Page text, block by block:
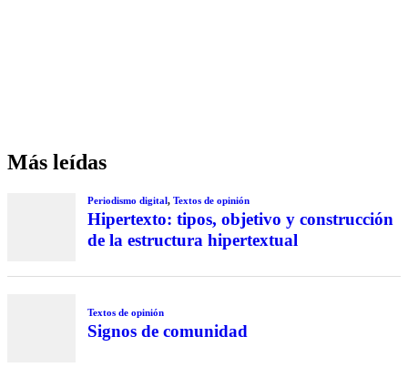
Más leídas
Periodismo digital, Textos de opinión
Hipertexto: tipos, objetivo y construcción
de la estructura hipertextual
Textos de opinión
Signos de comunidad